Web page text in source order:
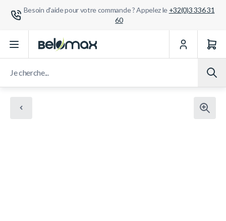
Besoin d'aide pour votre commande ? Appelez le +32(0)3 336 31
60